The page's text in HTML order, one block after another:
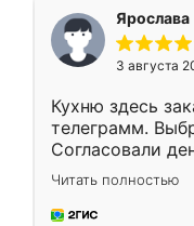
Ярослава
3 августа
Кухню здесь
телеграмм.
Согласовали
недели кухня
довольны
мебель за
Читать полностью